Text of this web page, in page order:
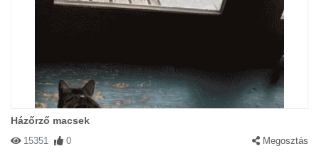
Házőrző macsek
15351 0 Megosztás